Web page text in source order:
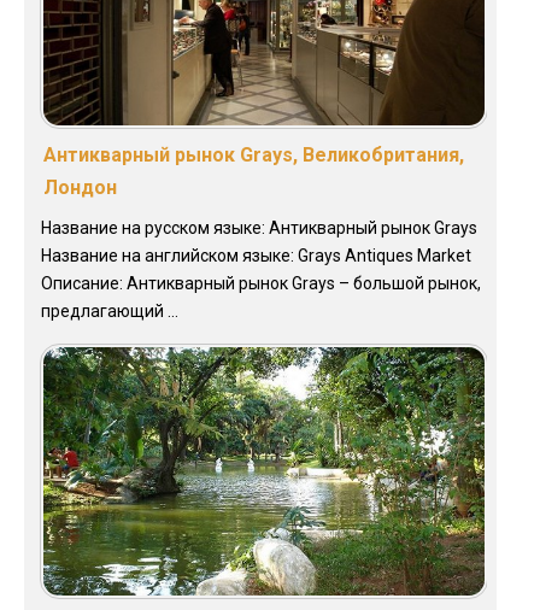
Антикварный рынок Grays, Великобритания,
Лондон
Название на русском языке: Антикварный рынок Grays
Название на английском языке: Grays Antiques Market
Описание: Антикварный рынок Grays – большой рынок,
предлагающий ...